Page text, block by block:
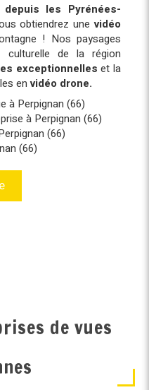
les Pyrénées-
obtiendrez unevidéo
! Nos paysages
culturelle de la région
exceptionnelles et la
envidéo drone.
à Perpignan (66)
à Perpignan (66)
(66)
(66)
de vues